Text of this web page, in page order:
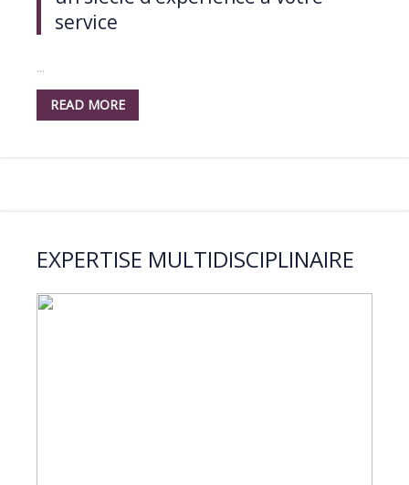
service
...
READ MORE
EXPERTISE MULTIDISCIPLINAIRE